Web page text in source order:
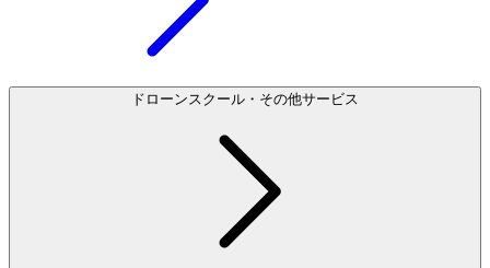
ドローンスクール・その他サービス